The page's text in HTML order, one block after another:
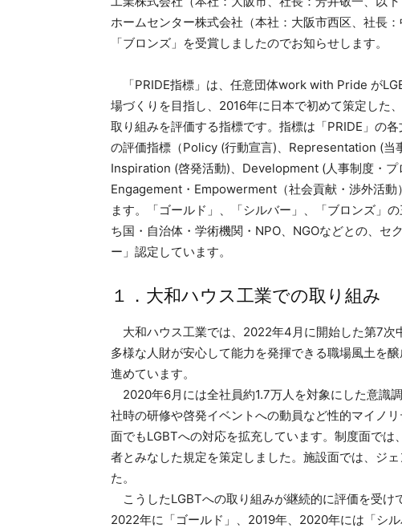
ホームセンター株式会社（本社：大阪市西区、社長
「ブロンズ」を受賞しましたのでお知らせします。
「PRIDE指標」は、任意団体work with Pride が
場づくりを目指し、2016年に日本で初めて策定した
取り組みを評価する指標です。指標は「PRIDE」の
の評価指標（Policy (行動宣言)、Representation (当
Inspiration (啓発活動)、Development (人事制度・プ
Engagement・Empowerment（社会貢献・渉外活動
ます。「ゴールド」、「シルバー」、「ブロンズ」
ち国・自治体・学術機関・NPO、NGOなどとの、セ
ー」認定しています。
１．大和ハウス工業での取り組み
大和ハウス工業では、2022年4月に開始した第7次
多様な人財が安心して能力を発揮できる職場風土を
進めています。
2020年6月には全社員約1.7万人を対象にした意識
社時の研修や啓発イベントへの動員など性的マイノ
面でもLGBTへの対応を拡充しています。制度面で
者とみなした規定を策定しました。施設面では、ジ
た。
こうしたLGBTへの取り組みが継続的に評価を受け
2022年に「ゴールド」、2019年、2020年には「シル